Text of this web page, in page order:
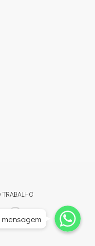
Whatsapp
Whatsapp
Whatsapp